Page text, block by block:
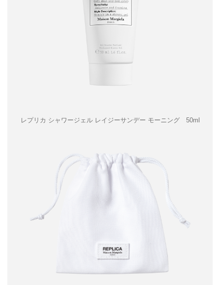
レプリカ シャワージェル レイジーサンデー モーニング 50ml​